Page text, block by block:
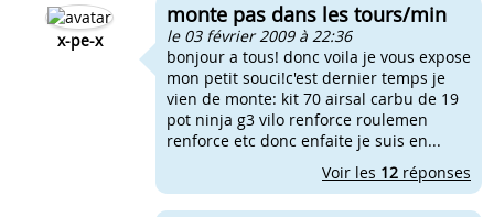
x-pe-x
monte pas dans les tours/min
le 03 février 2009 à 22:36
bonjour a tous! donc voila je vous expose
mon petit souci!c'est dernier temps je
vien de monte: kit 70 airsal carbu de 19
pot ninja g3 vilo renforce roulemen
renforce etc donc enfaite je suis en...
Voir les 12 réponses